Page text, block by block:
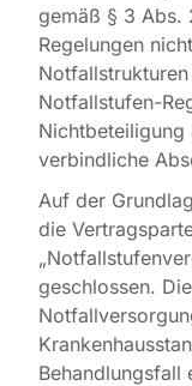
gemäß § 3 Abs.
Regelungen
Notfallstufen-
verbindliche
Auf der
die
geschlossen.
Behandlungsfall